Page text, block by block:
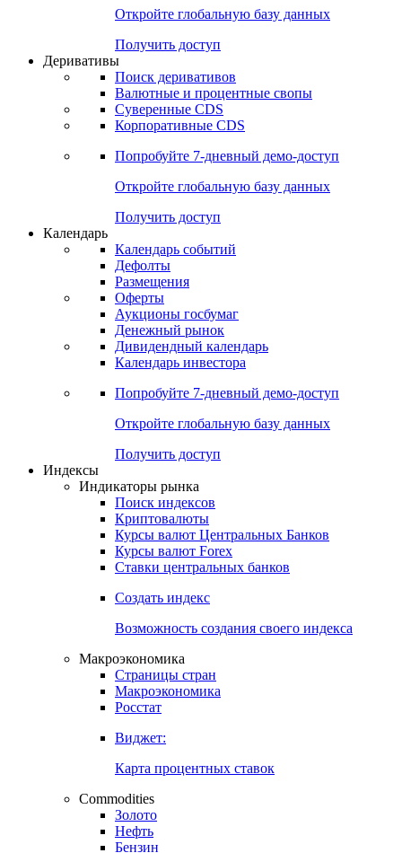
Поиск Mutual Funds
Попробуйте7-дневный
Откройте глобальную базу данных
Получить доступ
Деривативы
Валютные и процентные свопы
Корпоративные CDS
Попробуйте7-дневный
Откройте глобальную базу данных
Получить доступ
Календарь
Календарь событий
Дефолты
Размещения
Оферты
Денежный рынок
Календарь инвестора
Попробуйте7-дневный
Откройте глобальную базу данных
Получить доступ
Индикаторы рынка
Поиск индексов
Курсы валют Центральных Банков
Ставки центральных банков
Создать индекс
Возможность создания своего индекса
Страницы стран
Росстат
Виджет:
Карта процентных ставок